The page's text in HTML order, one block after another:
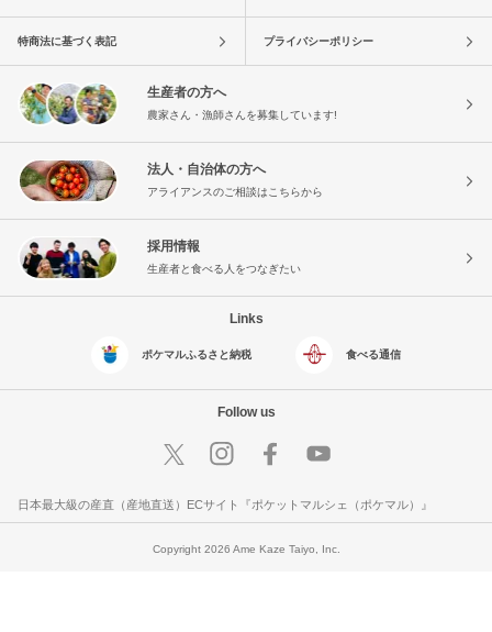
特商法に基づく表記 プライバシーポリシー
生産者の方へ
農家さん・漁師さんを募集しています!
法人・自治体の方へ
アライアンスのご相談はこちらから
採用情報
生産者と食べる人をつなぎたい
Links
ポケマルふるさと納税 食べる通信
Follow us
日本最大級の産直（産地直送）ECサイト『ポケットマルシェ（ポケマル）』
Copyright 2026 Ame Kaze Taiyo, Inc.